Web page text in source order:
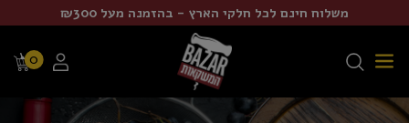
משלוח חינם לכל חלקי הארץ - בהזמנה מעל ₪300
0